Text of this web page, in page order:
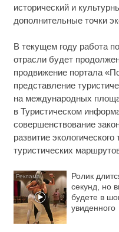
исторический и
дополнительные точки
В текущем году работа
отрасли будет
продвижение портала
представление
на международных
в Туристическом
совершенствование
развитие
туристических
Ролик
секунд, но
будете в
увиденного